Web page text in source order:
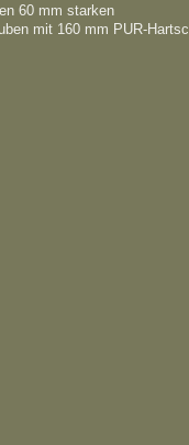
60 mm starken
mit 160 mm PUR-